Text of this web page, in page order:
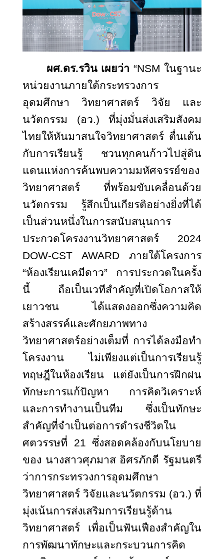
ผศ.ดร.รวิน เผยว่า “NSM ในฐานะ
หน่วยงานภายใต้กระทรวงการ
อุดมศึกษา วิทยาศาสตร์ วิจัย และ
นวัตกรรม (อว.) ที่มุ่งมั่นส่งเสริมสังคม
ไทยให้หันมาสนใจวิทยาศาสตร์ ตื่นเต้น
กับการเรียนรู้ ชวนทุกคนก้าวไปสู่ดิน
แดนแห่งการค้นพบความมหัศจรรย์ของ
วิทยาศาสตร์ ที่พร้อมขับเคลื่อนด้วย
นวัตกรรม รู้สึกเป็นเกียรติอย่างยิ่งที่ได้
เป็นส่วนหนึ่งในการสนับสนุนการ
ประกวดโครงงานวิทยาศาสตร์ 2024
DOW-CST AWARD ภายใต้โครงการ
“ห้องเรียนเคมีดาว” การประกวดในครั้ง
นี้ ถือเป็นเวทีสำคัญที่เปิดโอกาสให้
เยาวชน ได้แสดงออกซึ่งความคิด
สร้างสรรค์และศักยภาพทาง
วิทยาศาสตร์อย่างเต็มที่ การได้ลงมือทำ
โครงงาน ไม่เพียงแต่เป็นการเรียนรู้
ทฤษฎีในห้องเรียน แต่ยังเป็นการฝึกฝน
ทักษะการแก้ปัญหา การคิดวิเคราะห์
และการทำงานเป็นทีม ซึ่งเป็นทักษะ
สำคัญที่จำเป็นต่อการดำรงชีวิตใน
ศตวรรษที่ 21 ซึ่งสอดคล้องกับนโยบาย
ของ นางสาวศุภมาส อิศรภักดี รัฐมนตรี
ว่าการกระทรวงการอุดมศึกษา
วิทยาศาสตร์ วิจัยและนวัตกรรม (อว.) ที่
มุ่งเน้นการส่งเสริมการเรียนรู้ด้าน
วิทยาศาสตร์ เพื่อเป็นฟันเฟืองสำคัญใน
การพัฒนาทักษะและกระบวนการคิด